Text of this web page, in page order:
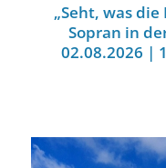
„Seht, was
Sopran in
02.08.2026 |